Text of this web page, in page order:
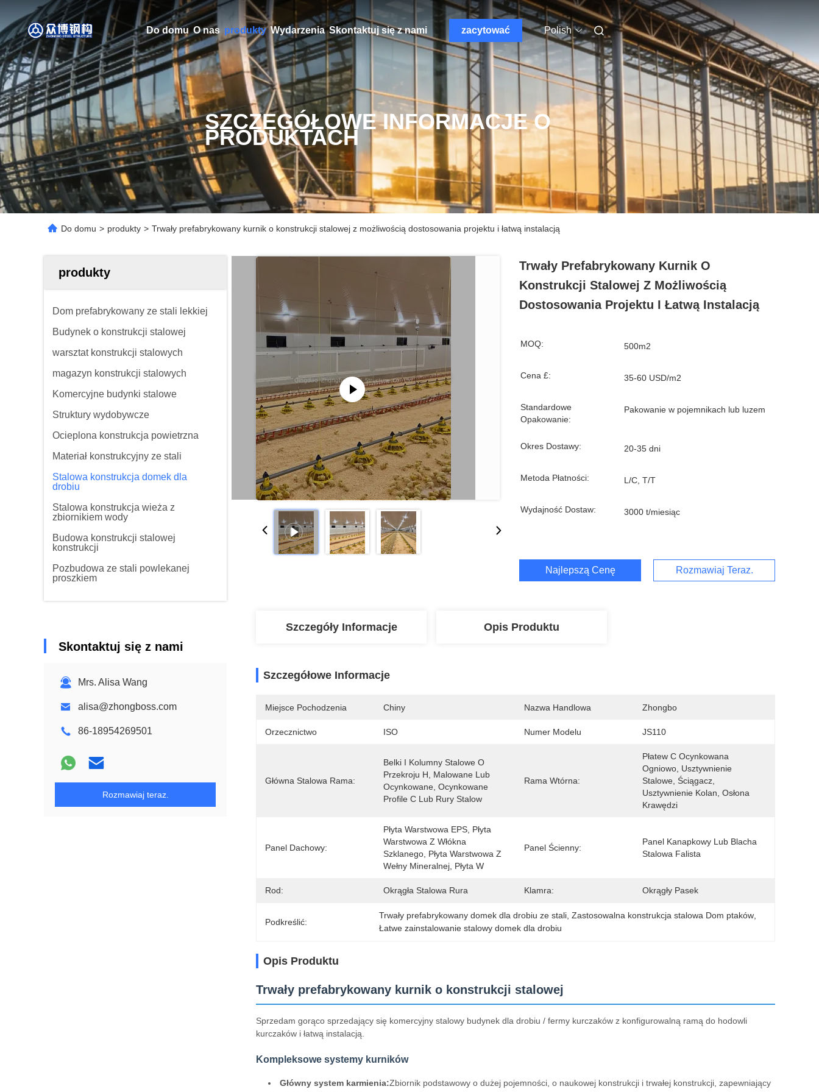
Do domu O nas produkty Wydarzenia Skontaktuj się z nami zacytować Polish
SZCZEGÓŁOWE INFORMACJE O
PRODUKTACH
Do domu > produkty > Trwały prefabrykowany kurnik o konstrukcji stalowej z możliwością dostosowania projektu i łatwą instalacją
produkty
Dom prefabrykowany ze stali lekkiej
Budynek o konstrukcji stalowej
warsztat konstrukcji stalowych
magazyn konstrukcji stalowych
Komercyjne budynki stalowe
Struktury wydobywcze
Ocieplona konstrukcja powietrzna
Materiał konstrukcyjny ze stali
Stalowa konstrukcja domek dla
drobiu
Stalowa konstrukcja wieża z
zbiornikiem wody
Budowa konstrukcji stalowej
konstrukcji
Pozbudowa ze stali powlekanej
proszkiem
Skontaktuj się z nami
Mrs. Alisa Wang
alisa@zhongboss.com
86-18954269501
Rozmawiaj teraz.
Trwały Prefabrykowany Kurnik O
Konstrukcji Stalowej Z Możliwością
Dostosowania Projektu I Łatwą Instalacją
MOQ: 500m2
Cena £: 35-60 USD/m2
Standardowe
Opakowanie:
Pakowanie w pojemnikach lub luzem
Okres Dostawy: 20-35 dni
Metoda Płatności: L/C, T/T
Wydajność Dostaw: 3000 t/miesiąc
Najlepszą Cenę Rozmawiaj Teraz.
Szczegóły Informacje Opis Produktu
Szczegółowe Informacje
Miejsce Pochodzenia Chiny Nazwa Handlowa Zhongbo
Orzecznictwo ISO Numer Modelu JS110
Główna Stalowa Rama:
Belki I Kolumny Stalowe O
Przekroju H, Malowane Lub
Ocynkowane, Ocynkowane
Profile C Lub Rury Stalow
Rama Wtórna:
Płatew C Ocynkowana
Ogniowo, Usztywnienie
Stalowe, Ściągacz,
Usztywnienie Kolan, Osłona
Krawędzi
Panel Dachowy:
Płyta Warstwowa EPS, Płyta
Warstwowa Z Włókna
Szklanego, Płyta Warstwowa Z
Wełny Mineralnej, Płyta W
Panel Ścienny:
Panel Kanapkowy Lub Blacha
Stalowa Falista
Rod: Okrągła Stalowa Rura Klamra: Okrągły Pasek
Podkreślić:
Trwały prefabrykowany domek dla drobiu ze stali , Zastosowalna konstrukcja stalowa Dom ptaków
Łatwe zainstalowanie stalowy domek dla drobiu
Opis Produktu
Trwały prefabrykowany kurnik o konstrukcji stalowej
Sprzedam gorąco sprzedający się komercyjny stalowy budynek dla drobiu / fermy kurczaków z konfigurowalną ramą do hodowli
kurczaków i łatwą instalacją.
Kompleksowe systemy kurników
Główny system karmienia:Zbiornik podstawowy o dużej pojemności, o naukowej konstrukcji i trwałej konstrukcji, zapewniający